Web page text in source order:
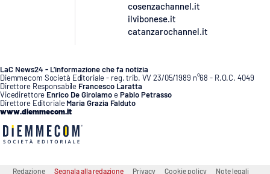
Food
Storie
LAC
cosenzachannel.it
ilvibonese.it
catanzarochannel.it
LaC News24 - L’informazione che fa notizia
Diemmecom Società Editoriale - reg. trib. VV 23/05/1989 n°68 - R.O.C. 4049
Direttore Responsabile Francesco Laratta
Vicedirettore Enrico De GirolamoePablo Petrasso
Direttore Editoriale Maria Grazia Falduto
www.diemmecom.it
Redazione Segnala alla redazione Privacy Cookie policy Note legali